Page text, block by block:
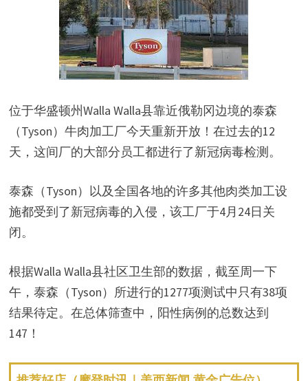
位于华盛顿州Walla Walla县靠近俄勒冈边境的泰森
（Tyson）牛肉加工厂今天重新开放！在过去的12
天，这间厂的大部分员工都进行了新冠病毒检测。
泰森（Tyson）以及全国各地的许多其他肉类加工设
施都受到了新冠病毒的入侵，该工厂于4月24日关
闭。
根据Walla Walla县社区卫生部的数据，截至周一下
午，泰森（Tyson）所进行的1277项测试中只有38项
结果待定。在总体筛查中，阳性病例的总数达到
147！